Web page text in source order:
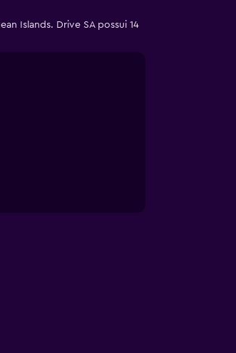
Islands. Drive SA possui 14